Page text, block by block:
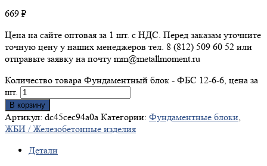
669 ₽
Цена на сайте оптовая за 1 шт. с НДС. Перед заказам уточните
точную цену у наших менеджеров тел. 8 (812) 509 60 52 или
отправьте заявку на почту mm@metallmoment.ru
Количество товара Фундаментный блок - ФБС 12-6-6, цена за
шт.
В корзину
Артикул: dc45cec94a0a Категории: Фундаментные блоки,
ЖБИ / Железобетонные изделия
Детали